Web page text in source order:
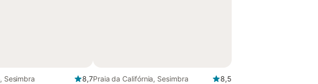
Sesimbra
8,7Praia da Califórnia, Sesimbra
8,5